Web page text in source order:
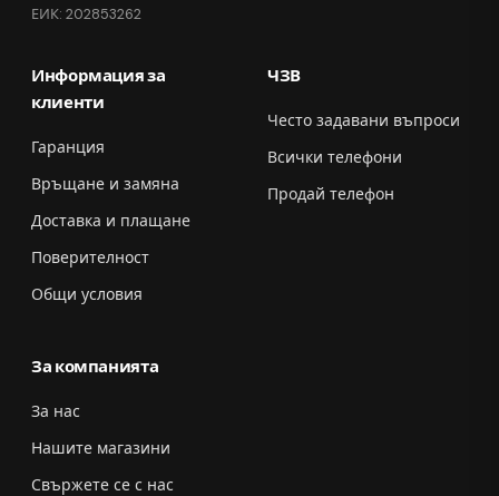
ЕИК: 202853262
Информация за
клиенти
Гаранция
Връщане и замяна
Доставка и плащане
Поверителност
Общи условия
ЧЗВ
Често задавани въпроси
Всички телефони
Продай телефон
За компанията
За нас
Нашите магазини
Свържете се с нас